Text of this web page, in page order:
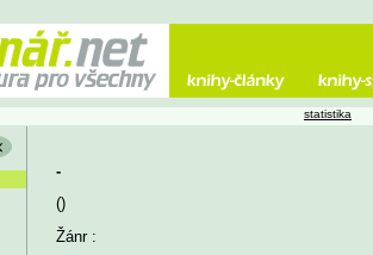
-
()
Žánr :
statistika